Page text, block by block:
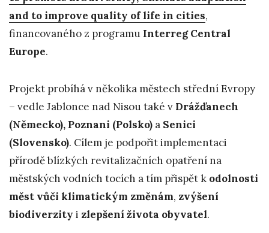
and to improve quality of life in cities,
financovaného z programu Interreg Central
Europe.
Projekt probíhá v několika městech střední Evropy
– vedle Jablonce nad Nisou také v Drážďanech
(Německo), Poznani (Polsko) a Senici
(Slovensko). Cílem je podpořit implementaci
přírodě blízkých revitalizačních opatření na
městských vodních tocích a tím přispět k odolnosti
měst vůči klimatickým změnám, zvýšení
biodiverzity i zlepšení života obyvatel.